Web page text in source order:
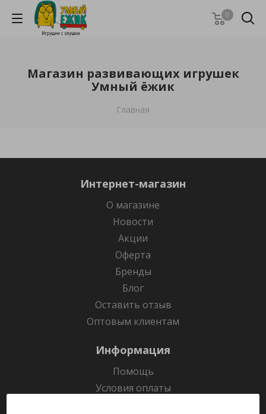
0
Магазин развивающих игрушек
Умный ёжик
Главная
Интернет-магазин
О магазине
Новости
Акции
Оферта
Бренды
Блог
Оставить отзыв
Оптовым клиентам
Информация
Помощь
Условия оплаты